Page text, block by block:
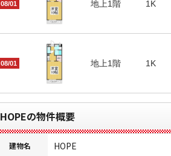
08/01 地上1階 1K
08/01 地上1階 1K
HOPEの物件概要
建物名 HOPE